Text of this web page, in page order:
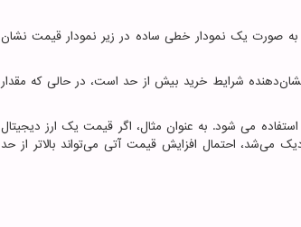
صورت یک نمودار خطی ساده در زیر نمودار قیمت نشان
که ارزش بالاتر نشان‌دهنده شرایط خرید بیش از حد است، در حالی که مقدار
استفاده می شود. به عنوان مثال، اگر قیمت یک ارز دیجیتال
نزدیک می‌شد، احتمال افزایش قیمت آتی می‌تواند بالاتر از حد